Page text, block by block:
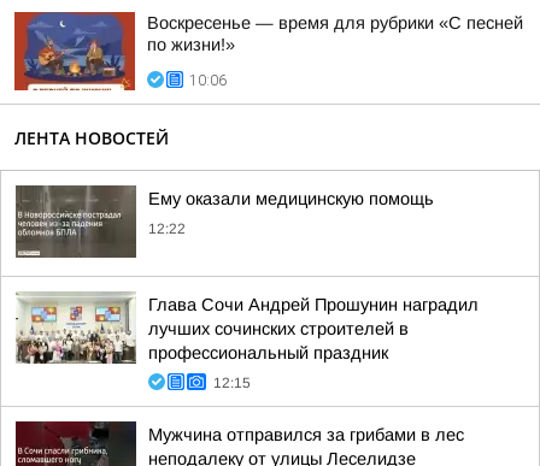
Воскресенье — время для рубрики «С песней
по жизни!»
10:06
ЛЕНТА НОВОСТЕЙ
Ему оказали медицинскую помощь
12:22
Глава Сочи Андрей Прошунин наградил
лучших сочинских строителей в
профессиональный праздник
12:15
Мужчина отправился за грибами в лес
неподалеку от улицы Леселидзе